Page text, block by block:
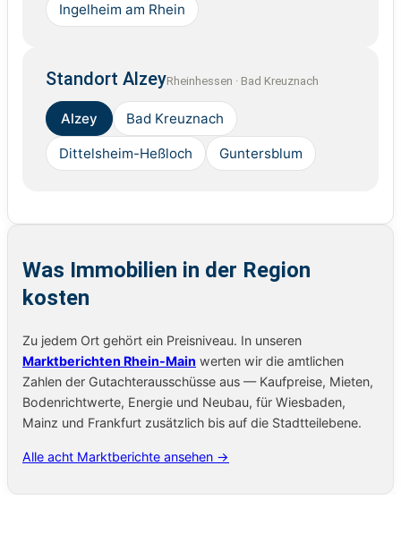
Ingelheim am Rhein
Standort AlzeyRheinhessen · Bad Kreuznach
Alzey Bad Kreuznach
Dittelsheim-Heßloch Guntersblum
Was Immobilien in der Region
kosten
Zu jedem Ort gehört ein Preisniveau. In unseren
Marktberichten Rhein-Main werten wir die amtlichen
Zahlen der Gutachterausschüsse aus — Kaufpreise, Mieten,
Bodenrichtwerte, Energie und Neubau, für Wiesbaden,
Mainz und Frankfurt zusätzlich bis auf die Stadtteilebene.
Alle acht Marktberichte ansehen →